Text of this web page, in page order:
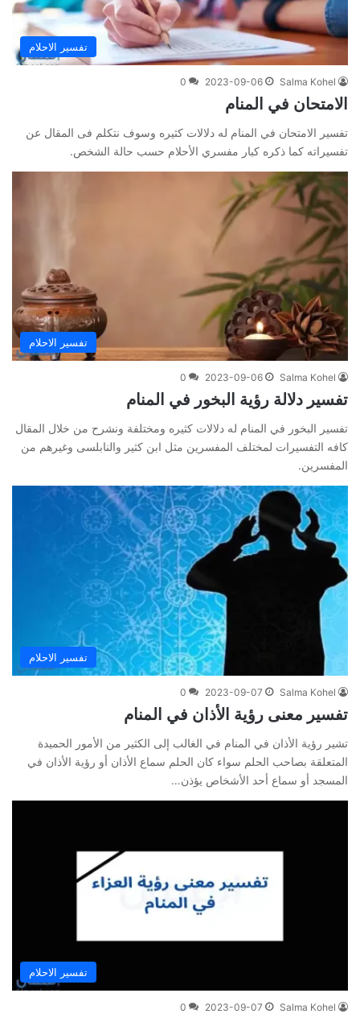
تفسير الاحلام
Salma Kohel
2023-09-06
0
الامتحان في المنام
تفسير الامتحان في المنام له دلالات كثيره وسوف نتكلم فى المقال عن
تفسيراته كما ذكره كبار مفسري الأحلام حسب حالة الشخص.
تفسير الاحلام
Salma Kohel
2023-09-06
0
تفسير دلالة رؤية البخور في المنام
تفسير البخور في المنام له دلالات كثيره ومختلفة ونشرح من خلال المقال
كافه التفسيرات لمختلف المفسرين مثل ابن كثير والنابلسى وغيرهم من
المفسرين.
تفسير الاحلام
Salma Kohel
2023-09-07
0
تفسير معنى رؤية الأذان في المنام
تشير رؤية الأذان في المنام في الغالب إلى الكثير من الأمور الحميدة
المتعلقة بصاحب الحلم سواء كان الحلم سماع الأذان أو رؤية الأذان في
المسجد أو سماع أحد الأشخاص يؤذن…
تفسير الاحلام
Salma Kohel
2023-09-07
0